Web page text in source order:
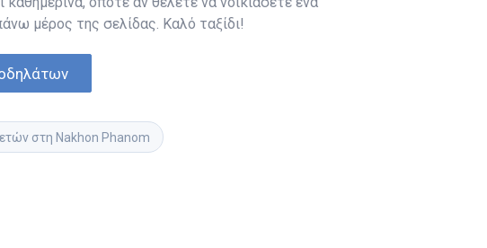
μέρος της σελίδας. Καλό ταξίδι!
στη Nakhon Phanom